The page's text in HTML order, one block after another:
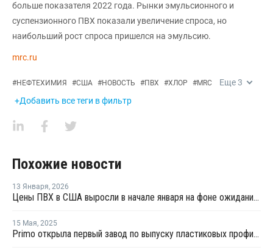
больше показателя 2022 года. Рынки эмульсионного и
суспензионного ПВХ показали увеличение спроса, но
наибольший рост спроса пришелся на эмульсию.
mrc.ru
#НЕФТЕХИМИЯ #США #НОВОСТЬ #ПВХ #ХЛОР #MRC Еще3
+Добавить все теги в фильтр
Похожие новости
13 Января, 2026
Цены ПВХ в США выросли в начале января на фоне ожиданий сокращения поставок
15 Мая, 2025
Primo открыла первый завод по выпуску пластиковых профилей в США